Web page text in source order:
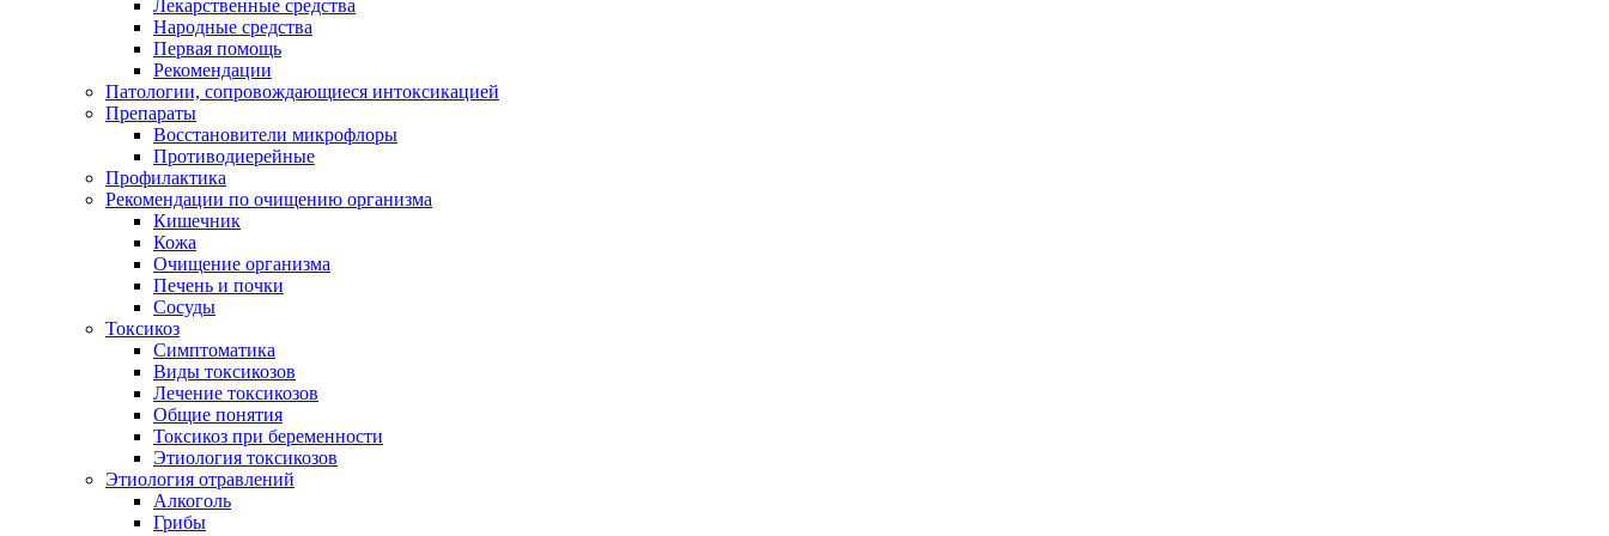
Лекарственные средства
Народные средства
Первая помощь
Рекомендации
Патологии, сопровождающиеся интоксикацией
Препараты
Восстановители микрофлоры
Противодиерейные
Профилактика
Рекомендации по очищению организма
Кишечник
Кожа
Очищение организма
Печень и почки
Сосуды
Токсикоз
Cимптоматика
Виды токсикозов
Лечение токсикозов
Общие понятия
Токсикоз при беременности
Этиология токсикозов
Этиология отравлений
Алкоголь
Грибы